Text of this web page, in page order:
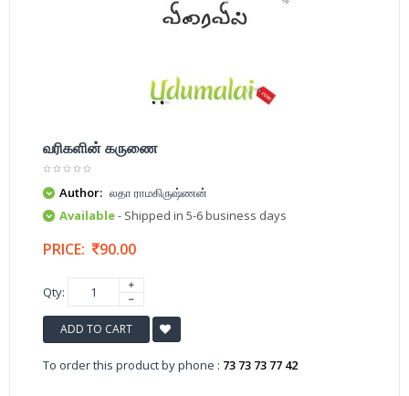
வரிகளின் கருணை
Author: லதா ராமகிருஷ்ணன்
Available- Shipped in 5-6 business days
PRICE: 90.00
Qty:
ADD TO CART
To order this product by phone : 73 73 73 77 42